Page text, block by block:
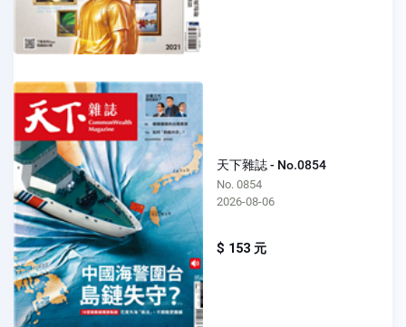
天下雜誌 - No.0854
No. 0854
2026-08-06
$ 153 元